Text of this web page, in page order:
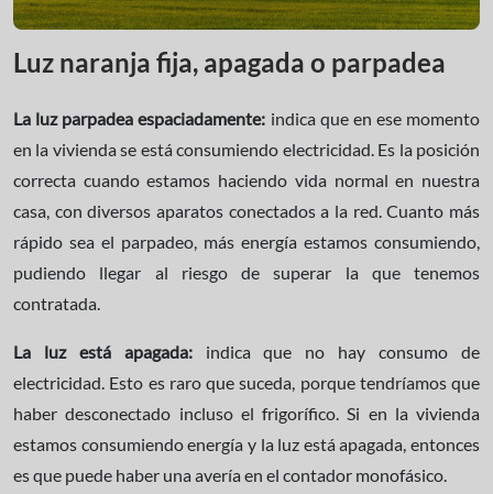
Luz naranja fija, apagada o parpadea
La luz parpadea espaciadamente: indica que en ese momento
en la vivienda se está consumiendo electricidad. Es la posición
correcta cuando estamos haciendo vida normal en nuestra
casa, con diversos aparatos conectados a la red. Cuanto más
rápido sea el parpadeo, más energía estamos consumiendo,
pudiendo llegar al riesgo de superar la que tenemos
contratada.
La luz está apagada:indica que no hay consumo de
electricidad. Esto es raro que suceda, porque tendríamos que
haber desconectado incluso el frigorífico. Si en la vivienda
estamos consumiendo energía y la luz está apagada, entonces
es que puede haber una avería en el contador monofásico.